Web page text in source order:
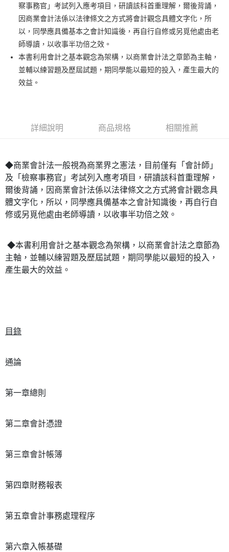
悠遊付
Google Pay
ATM付款
運送方式
付款後全家取貨.
每筆NT$100，滿NT$1,000(含以上)免運費
付款後7-11取貨.
每筆NT$100，滿NT$1,000(含以上)免運費
宅配
外島郵寄
每筆NT$100，滿NT$1,000(含以上)免運費
察事務官」考試列入應考項目，研讀該科首重理解，爾後背誦，
因商業會計法係以法律條文之方式將會計觀念具體文字化，所
以，同學應具備基本之會計知識後，再自行自修或另覓他處由老
師導讀，以收事半功倍之效。
本書利用會計之基本觀念為架構，以商業會計法之章節為主軸，
並輔以練習題及歷屆試題，期同學能以最短的投入，產生最大的
效益。
詳細說明 商品規格 相關推薦
◆商業會計法一般視為商業界之憲法，目前僅有「會計師」
及「檢察事務官」考試列入應考項目，研讀該科首重理解，
爾後背誦，因商業會計法係以法律條文之方式將會計觀念具
體文字化，所以，同學應具備基本之會計知識後，再自行自
修或另覓他處由老師導讀，以收事半功倍之效。
◆本書利用會計之基本觀念為架構，以商業會計法之章節為
主軸，並輔以練習題及歷屆試題，期同學能以最短的投入，
產生最大的效益。
目錄
通論
第一章總則
第二章會計憑證
第三章會計帳簿
第四章財務報表
第五章會計事務處理程序
第六章入帳基礎